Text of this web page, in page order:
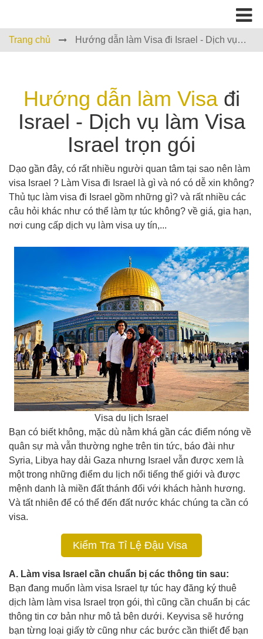
Trang chủ Hướng dẫn làm Visa đi Israel - Dịch vụ
Hướng dẫn làm Visađi
Israel - Dịch vụ làm Visa
Israel trọn gói
Dạo gần đây, có rất nhiều người quan tâm tại sao nên làm
visa Israel ? Làm Visa đi Israel là gì và nó có dễ xin không?
Thủ tục làm visa đi Israel gồm những gì? và rất nhiều các
câu hỏi khác như có thể làm tự túc không? về giá, gia hạn,
nơi cung cấp dịch vụ làm visa uy tín,...
Visa du lịch Israel
Bạn có biết không, mặc dù nằm khá gần các điểm nóng về
quân sự mà vẫn thường nghe trên tin tức, báo đài như
Syria, Libya hay dải Gaza nhưng Israel vẫn được xem là
một trong những điểm du lịch nổi tiếng thế giới và được
mệnh danh là miền đất thánh đối với khách hành hương.
Và tất nhiên để có thể đến đất nước khác chúng ta cần có
visa.
Kiểm Tra Tỉ Lệ Đậu Visa
A. Làm visa Israel cần chuẩn bị các thông tin sau:
Bạn đang muốn làm visa Israel tự túc hay đăng ký thuê
dịch làm làm visa Israel trọn gói, thì cũng cần chuẩn bị các
thông tin cơ bản như mô tả bên dưới. Keyvisa sẽ hướng
bạn từng loại giấy tờ cũng như các bước cần thiết để bạn